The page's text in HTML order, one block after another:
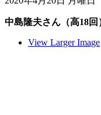
中島隆夫さん（高18
View Larger Image